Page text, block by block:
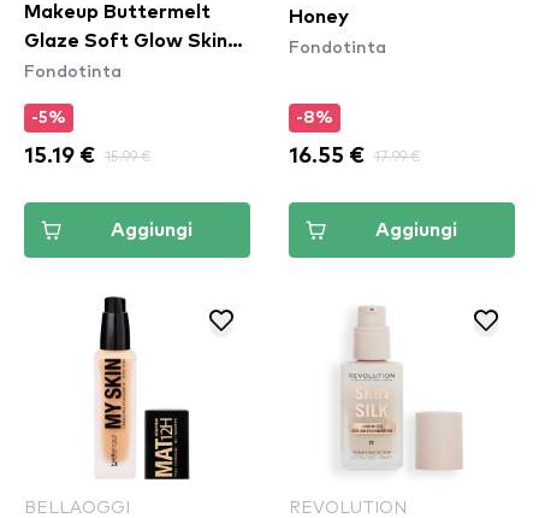
Makeup Buttermelt
Glaze Soft Glow Skin
Tint SPF30 - Praline
Fondotinta
-5%
15.19 € 15.99 €
Aggiungi
Honey
Fondotinta
-8%
16.55 € 17.99 €
Aggiungi
BELLAOGGI REVOLUTION